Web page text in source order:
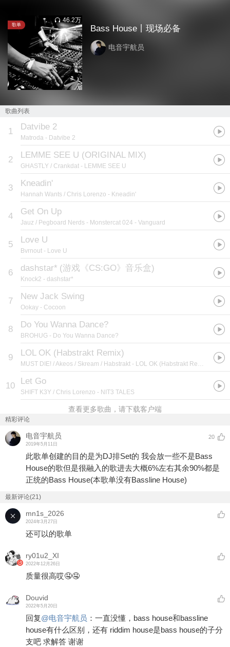
歌单
46.2万
Bass House丨现场必备
电音宇航员
歌曲列表
1 Datvibe 2
Matroda - Datvibe 2
2 LEMME SEE U (ORIGINAL MIX)
GHASTLY / Crankdat - LEMME SEE U
3 Kneadin'
Hannah Wants / Chris Lorenzo - Kneadin'
4 Get On Up
Jauz / Pegboard Nerds - Monstercat 024 - Vanguard
5 Love U
Bvrnout - Love U
6 dashstar* (游戏《CS:GO》音乐盒)
Knock2 - dashstar*
7 New Jack Swing
Ookay - Cocoon
8 Do You Wanna Dance?
BROHUG - Do You Wanna Dance?
9 LOL OK (Habstrakt Remix)
MUST DIE! / Akeos / Skream / Habstrakt - LOL OK (Habstrakt Remix)
10 Let Go
SHIFT K3Y / Chris Lorenzo - NIT3 TALES
查看更多歌曲，请下载客户端
精彩评论
电音宇航员
2019年5月11日
20
此歌单创建的目的是为DJ排Set的 我会放一些不是Bass
House的歌但是很融入的歌进去大概6%左右其余90%都是
正统的Bass House(本歌单没有Bassline House)
最新评论(21)
mn1s_2026
2024年3月27日
还可以的歌单
ry01u2_XI
2022年12月26日
质量很高哎🤤🤤
Douvid
2022年5月20日
回复@电音宇航员 ： 一直没懂，bass house和bassline
house有什么区别，还有 riddim house是bass house的子分
支吧 求解答 谢谢